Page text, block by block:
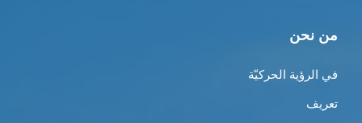
من نحن
في الرؤية الحركيّة
تعريف